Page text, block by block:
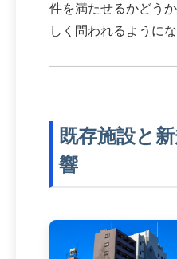
件を満たせるかどう
しく問われるように
既存施設と
響